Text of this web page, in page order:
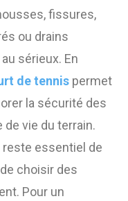
fissures,
ou drains
sérieux. En
de tennis permet
la sécurité des
de vie du terrain.
reste essentiel de
choisir des
Pour un